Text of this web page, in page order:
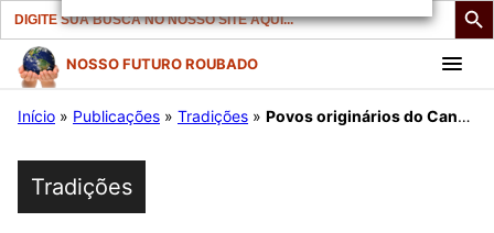
Search
for:
Pular
para
conteúdo
NOSSO FUTURO ROUBADO
Início » Publicações » Tradições » Povos originários do Canadá
Tradições